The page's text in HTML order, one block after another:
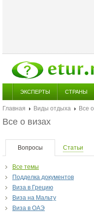
ЭКСПЕРТЫ СТРАНЫ
Главная Виды отдыха
Все
Все о визах
Вопросы Статьи
Все темы
Подделка документов
Виза в Грецию
Виза на Мальту
Виза в ОАЭ